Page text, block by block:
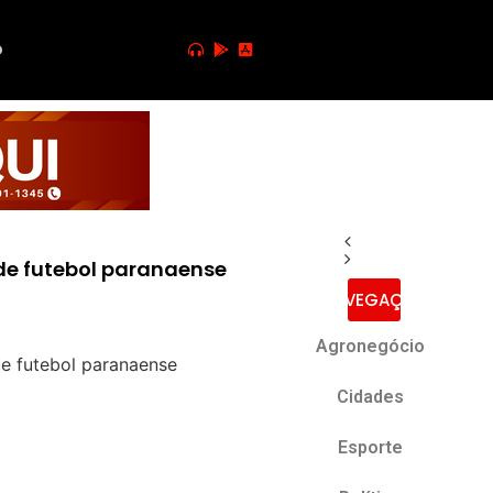
futebol paranaense
NAVEGAÇÃO
Agronegócio
Cidades
Esporte